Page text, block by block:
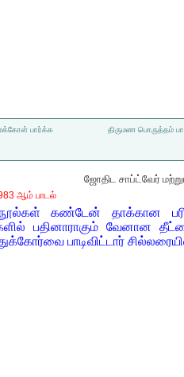
பார்க்க திருமண பொருத்தம்
ஜோதிட சாப்ட்வேர்
ஆம் பாடல்
கண்டேன் தாக்கான
பதினாராகும் வேனான
பாடிவிட்டார்